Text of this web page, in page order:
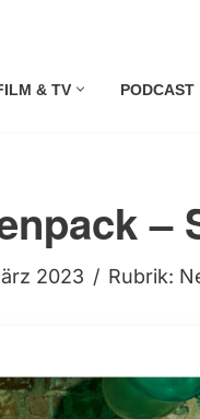
& TV PODCAST
–
2023 Rubrik: